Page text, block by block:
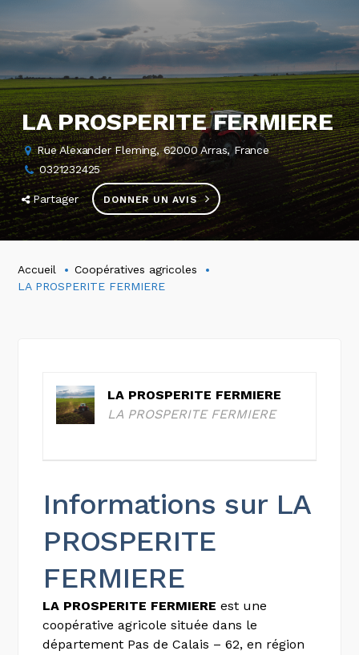
LA PROSPERITE FERMIERE
Rue Alexander Fleming, 62000 Arras, France
0321232425
Partager DONNER UN AVIS
Accueil
Coopératives agricoles
LA PROSPERITE FERMIERE
LA PROSPERITE FERMIERE
LA PROSPERITE FERMIERE
Informations sur LA
PROSPERITE
FERMIERE
LA PROSPERITE FERMIERE est une
coopérative agricole située dans le
département Pas de Calais – 62, en région